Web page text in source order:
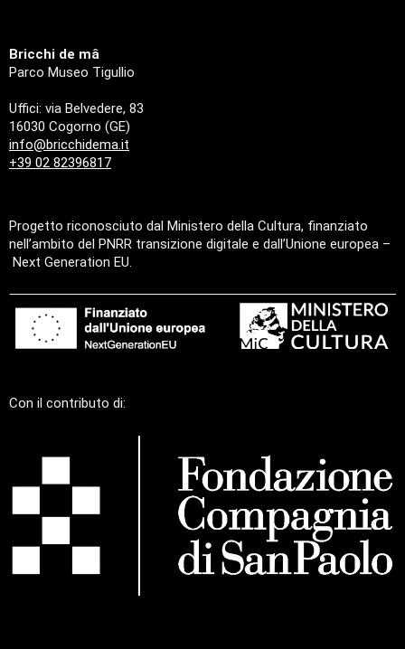
Bricchi de mâ
Parco Museo Tigullio
Uffici: via Belvedere, 83
16030 Cogorno (GE)
info@bricchidema.it
+39 02 82396817
Progetto riconosciuto dal Ministero della Cultura, finanziato
nell’ambito del PNRR transizione digitale e dall’Unione europea –
Next Generation EU.
Con il contributo di: